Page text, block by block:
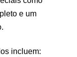
e um
incluem: